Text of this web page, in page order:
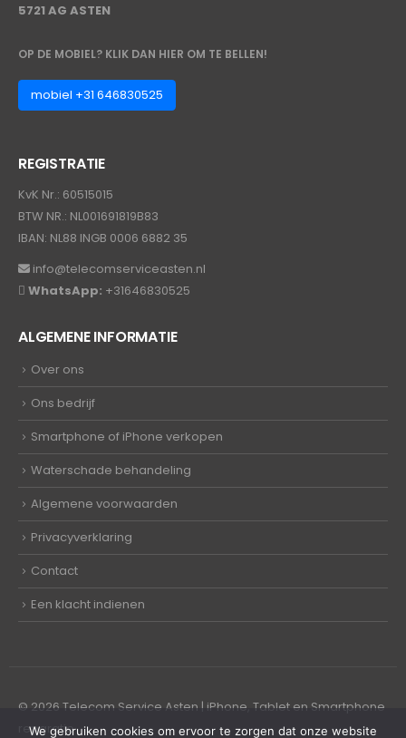
5721 AG ASTEN
OP DE MOBIEL? KLIK DAN HIER OM TE BELLEN!
mobiel +31 646830525
REGISTRATIE
KvK Nr.: 60515015
BTW NR.: NL001691819B83
IBAN: NL88 INGB 0006 6882 35
info@telecomserviceasten.nl
WhatsApp: +31646830525
ALGEMENE INFORMATIE
Over ons
Ons bedrijf
Smartphone of iPhone verkopen
Waterschade behandeling
Algemene voorwaarden
Privacyverklaring
Contact
Een klacht indienen
© 2026 Telecom Service Asten | iPhone, Tablet en Smartphone
reparatie
We gebruiken cookies om ervoor te zorgen dat onze website